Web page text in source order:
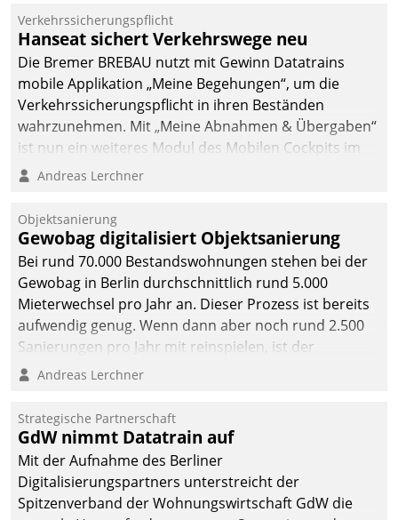
Verkehrssicherungspflicht
Hanseat sichert Verkehrswege neu
Die Bremer BREBAU nutzt mit Gewinn Datatrains
mobile Applikation „Meine Begehungen“, um die
Verkehrssicherungspflicht in ihren Beständen
wahrzunehmen. Mit „Meine Abnahmen & Übergaben“
ist nun ein weiteres Modul des Mobilen Cockpits im
Einsatz.
Andreas Lerchner
Objektsanierung
Gewobag digitalisiert Objektsanierung
Bei rund 70.000 Bestandswohnungen stehen bei der
Gewobag in Berlin durchschnittlich rund 5.000
Mieterwechsel pro Jahr an. Dieser Prozess ist bereits
aufwendig genug. Wenn dann aber noch rund 2.500
Sanierungen pro Jahr mit reinspielen, ist der
Betreuungs- und Organisationsaufwand immens. Im
kommunale Wohnungsbauunternehmen daher
gemeinsam mit der Berliner Datatrain GmbH den
Teilprozess der Objektsanierung digitalisiert.
Andreas Lerchner
Strategische Partnerschaft
GdW nimmt Datatrain auf
Mit der Aufnahme des Berliner
Digitalisierungspartners unterstreicht der
Spitzenverband der Wohnungswirtschaft GdW die